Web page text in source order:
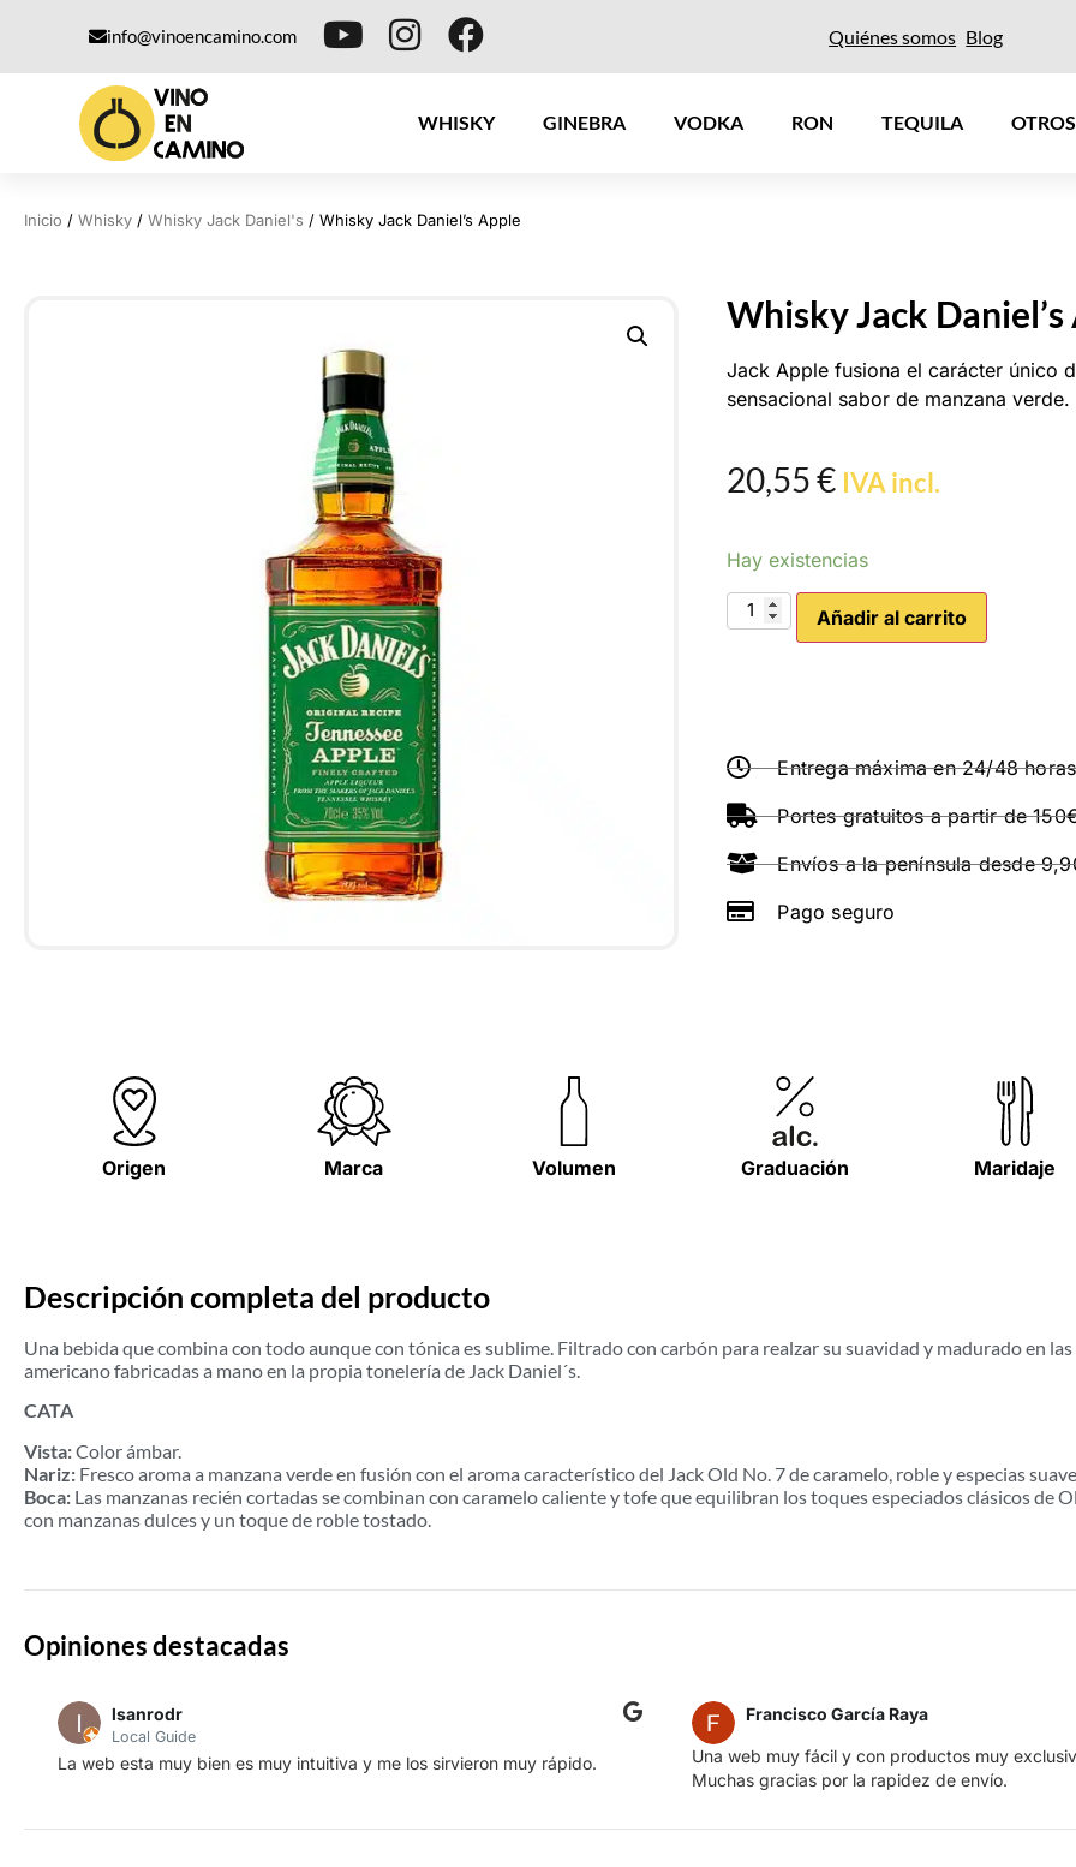
info@vinoencamino.com Quiénes somos Blog
WHISKY GINEBRA VODKA RON TEQUILA
Inicio / Whisky / Whisky Jack Daniel's / Whisky Jack Daniel’s Apple
Whisky Jack Daniel’s
Jack Apple fusiona el carácter único
sensacional sabor de manzana verde.
20,55€ IVA incl.
Hay existencias
Añadir al carrito
Entrega máxima en 24/48 horas
Portes gratuitos a partir de
Envíos a la península desde
Pago seguro
Origen Marca Volumen Graduación Maridaje
Descripción completa del producto
Una bebida que combina con todo aunque con tónica es sublime. Filtrado con carbón para realzar su suavidad y madurado en
americano fabricadas a mano en la propia tonelería de Jack Daniel´s.
CATA
Vista:Color ámbar.
Nariz: Fresco aroma a manzana verde en fusión con el aroma característico del Jack Old No. 7 de caramelo, roble y especias
Boca: Las manzanas recién cortadas se combinan con caramelo caliente y tofe que equilibran los toques especiados clásicos de
con manzanas dulces y un toque de roble tostado.
Opiniones destacadas
lsanrodr
Local Guide
La web esta muy bien es muy intuitiva y me los sirvieron muy rápido.
Francisco García Raya
Una web muy fácil y con productos muy
Muchas gracias por la rapidez de envío.